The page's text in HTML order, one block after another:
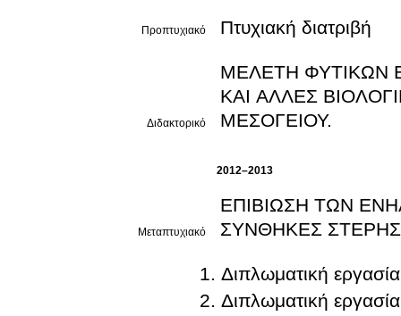
Προπτυχιακό Πτυχιακή διατριβή
Διδακτορικό
ΜΕΛΕΤΗ ΦΥΤΙΚΩΝ
ΚΑΙ ΑΛΛΕΣ
ΜΕΣΟΓΕΙΟΥ.
2012–2013
Μεταπτυχιακό
ΕΠΙΒΙΩΣΗ ΤΩΝ
ΣΥΝΘΗΚΕΣ
Διπλωματική εργασία
Διπλωματική εργασία